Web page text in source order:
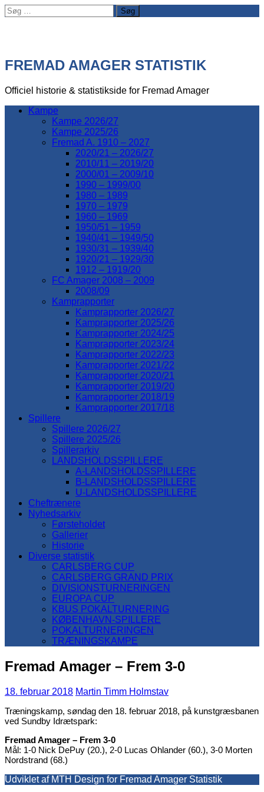
Søg
efter:
FREMAD AMAGER STATISTIK
Officiel historie & statistikside for Fremad Amager
Kampe
Kampe 2026/27
Kampe 2025/26
Fremad A. 1910 – 2027
2020/21 – 2026/27
2010/11 – 2019/20
2000/01 – 2009/10
1990 – 1999/00
1980 – 1989
1970 – 1979
1960 – 1969
1950/51 – 1959
1940/41 – 1949/50
1930/31 – 1939/40
1920/21 – 1929/30
1912 – 1919/20
FC Amager 2008 – 2009
2008/09
Kamprapporter
Kamprapporter 2026/27
Kamprapporter 2025/26
Kamprapporter 2024/25
Kamprapporter 2023/24
Kamprapporter 2022/23
Kamprapporter 2021/22
Kamprapporter 2020/21
Kamprapporter 2019/20
Kamprapporter 2018/19
Kamprapporter 2017/18
Spillere
Spillere 2026/27
Spillere 2025/26
Spillerarkiv
LANDSHOLDSSPILLERE
A-LANDSHOLDSSPILLERE
B-LANDSHOLDSSPILLERE
U-LANDSHOLDSSPILLERE
Cheftrænere
Nyhedsarkiv
Førsteholdet
Gallerier
Historie
Diverse statistik
CARLSBERG CUP
CARLSBERG GRAND PRIX
DIVISIONSTURNERINGEN
EUROPA CUP
KBUS POKALTURNERING
KØBENHAVN-SPILLERE
POKALTURNERINGEN
TRÆNINGSKAMPE
Fremad Amager – Frem 3-0
18. februar 2018 Martin Timm Holmstav
Træningskamp, søndag den 18. februar 2018, på kunstgræsbanen
ved Sundby Idrætspark:
Fremad Amager – Frem 3-0
Mål: 1-0 Nick DePuy (20.), 2-0 Lucas Ohlander (60.), 3-0 Morten
Nordstrand (68.)
Udviklet af MTH Design for Fremad Amager Statistik